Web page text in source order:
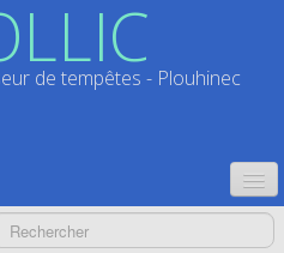
de tempêtes - Plouhinec